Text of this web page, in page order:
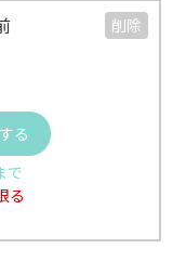
削除
る
で
る